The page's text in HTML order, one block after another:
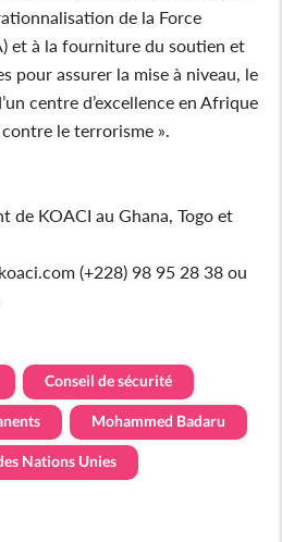
de la Force
et à la fourniture du soutien et
pour assurer la mise à niveau, le
centre d’excellence en Afrique
le terrorisme ».
de KOACI au Ghana, Togo et
(+228) 98 95 28 38 ou
Conseil de sécurité
Mohammed Badaru
Nations Unies